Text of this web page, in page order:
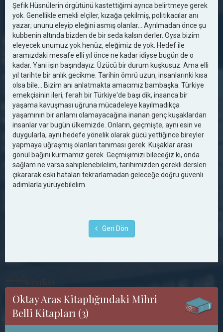
Şefik Hüsnülerin örgütünü kastettiğimi ayrıca belirtmeye gerek
yok. Genellikle emekli elçiler, kızağa çekilmiş, politikacılar anı
yazar; ununu eleyip eleğini asmış olanlar... Ayrılmadan önce şu
kubbenin altında bizden de bir seda kalsın derler. Oysa bizim
eleyecek unumuz yok henüz, eleğimiz de yok. Hedef ile
aramızdaki mesafe elli yıl önce ne kadar idiyse bugün de o
kadar. Yani işin başındayız. Üzücü bir durum kuşkusuz. Ama elli
yıl tarihte bir anlık gecikme. Tarihin ömrü uzun, insanlarınki kısa
olsa bile... Bizim anı anlatmakta amacımız bambaşka. Türkiye
emekçisinin ileri, ferah bir Türkiye'de başı dik, insanca bir
yaşama kavuşması uğruna mücadeleye kayılmadıkça
yaşamının bir anlamı olamayacağına inanan genç kuşaklardan
insanlar var bugün ülkemizde. Onların, geçmişte, aynı esin ve
duygularla, aynı hedefe yönelik olarak gücü yettiğince bireyler
yapmaya uğraşmış olanları tanıması gerek. Kuşaklar arası
gönül bağını kurmamız gerek. Geçmişimizi bileceğiz ki, onda
sağlam ne varsa sahiplenebilelim, tarihimizden gerekli dersleri
çıkararak eski hataları tekrarlamadan geleceğe doğru güvenli
adımlarla yürüyebilelim.
Geri Dön
Oktay Aras Kitaplığındaki Mihri
Belli Kitapları (3)